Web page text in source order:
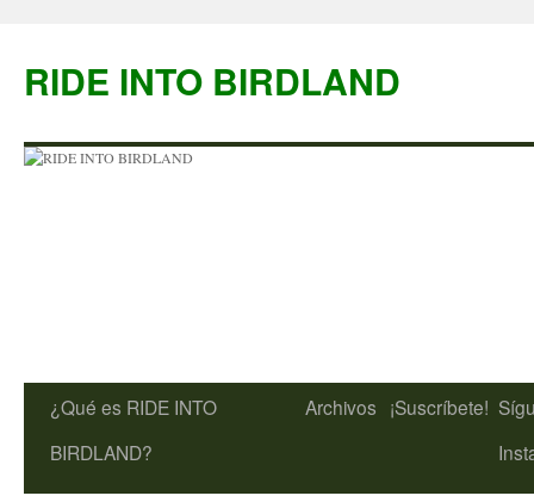
contenido
RIDE INTO BIRDLAND
¿Qué es RIDE INTO
BIRDLAND?
Archivos ¡Suscríbete!